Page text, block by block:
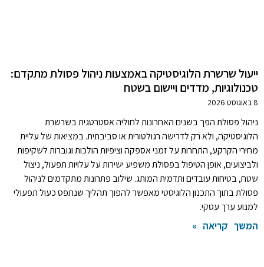
ייעול שרשרת הלוגיסטיקה באמצעות ניהול פסולת מתקדם:
טכנולוגיות, מדדים ויישום בשטח
8 באוגוסט 2026
ניהול פסולת הפך בשנים האחרונות לחוליה אסטרטגית בשרשרת
הלוגיסטיקה, ולא רק לדרישה רגולטורית או סביבתית. במציאות של עליית
מחירי הקרקע, התחרות על זמני אספקה וציפיות הולכות וגוברות לשקיפות
ולביצועים, אופן הטיפול בפסולת משפיע ישירות על עלויות תפעול, ניצול
שטח, בטיחות עובדים ותדמית המותג. שילוב פתרונות מתקדמים לניהול
פסולת בתוך התכנון הלוגיסטי מאפשר להפוך תהליך שנתפס כעול תפעולי
למנוע ערך עסקי.
המשך קריאה »